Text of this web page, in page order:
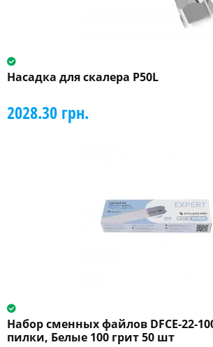
Насадка для скалера P50L
2028.30 грн.
Набор сменных файлов DFCE-22-
пилки, Белые 100 грит 50 шт